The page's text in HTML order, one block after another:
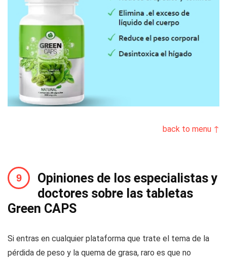
back to menu ↑
Opiniones de los especialistas y
doctores sobre las tabletas
Green CAPS
Si entras en cualquier plataforma que trate el tema de la
pérdida de peso y la quema de grasa, raro es que no